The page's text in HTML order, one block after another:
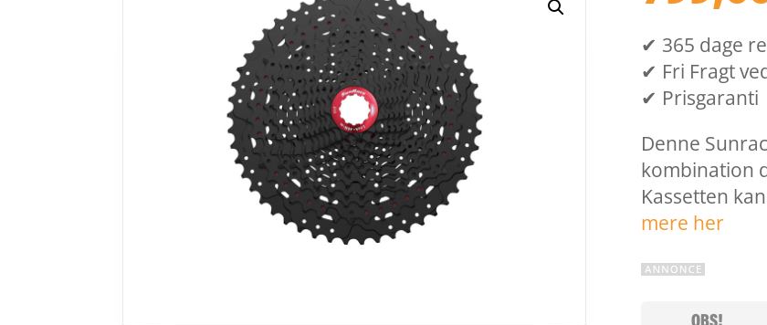
✔ 365 dage
✔ Fri Fragt
✔ Prisgaranti
Denne
kombination
Kassetten
mere her